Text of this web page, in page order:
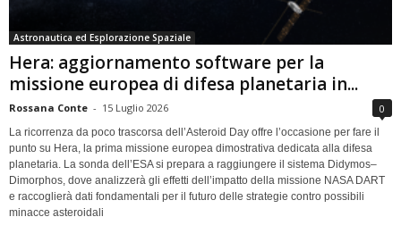
Astronautica ed Esplorazione Spaziale
Hera: aggiornamento software per la
missione europea di difesa planetaria in...
Rossana Conte - 15 Luglio 2026 0
La ricorrenza da poco trascorsa dell’Asteroid Day offre l’occasione per fare il
punto su Hera, la prima missione europea dimostrativa dedicata alla difesa
planetaria. La sonda dell’ESA si prepara a raggiungere il sistema Didymos–
Dimorphos, dove analizzerà gli effetti dell’impatto della missione NASA DART
e raccoglierà dati fondamentali per il futuro delle strategie contro possibili
minacce asteroidali